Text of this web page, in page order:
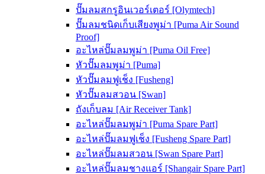
ปั๊มลมสกรูอินเวอร์เตอร์ [Olymtech]
ปั๊มลมชนิดเก็บเสียงพูม่า [Puma Air Sound
Proof]
อะไหล่ปั๊มลมพูม่า [Puma Oil Free]
หัวปั๊มลมพูม่า [Puma]
หัวปั๊มลมฟูเช็ง [Fusheng]
หัวปั๊มลมสวอน [Swan]
ถังเก็บลม [Air Receiver Tank]
อะไหล่ปั๊มลมพูม่า [Puma Spare Part]
อะไหล่ปั๊มลมฟูเช็ง [Fusheng Spare Part]
อะไหล่ปั๊มลมสวอน [Swan Spare Part]
อะไหล่ปั๊มลมชางแอร์ [Shangair Spare Part]